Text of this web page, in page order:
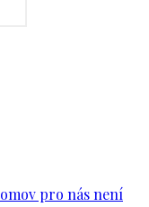
pro nás není